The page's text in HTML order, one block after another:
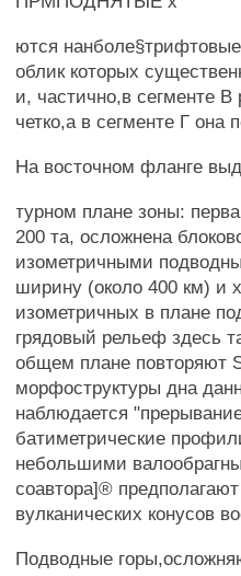
ются
облик которых
и, частично,в сегменте
четко,а в сегменте Г она
На восточном фланге
турном плане зоны:
200 та, осложнена
изометричными
ширину (около 400 км) и
изометричных в плане
грядовый рельеф здесь
общем плане повторяют
морфоструктуры дна
наблюдается
батиметрические
небольшими
соавтора]®
вулканических конусов
Подводные